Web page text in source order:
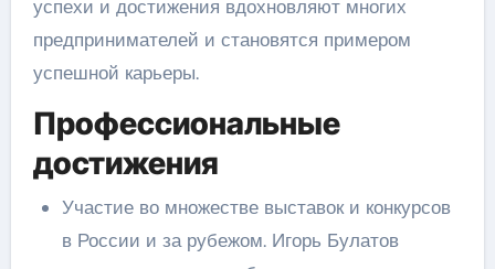
успехи и достижения вдохновляют многих
предпринимателей и становятся примером
успешной карьеры.
Профессиональные
достижения
Участие во множестве выставок и конкурсов
в России и за рубежом. Игорь Булатов